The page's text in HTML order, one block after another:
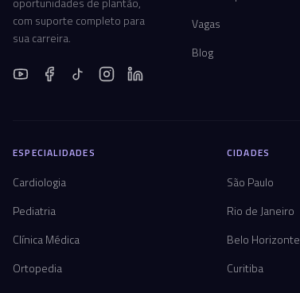
com suporte completo para
sua carreira.
Vagas
Blog
ESPECIALIDADES
Cardiologia
Pediatria
Clínica Médica
Ortopedia
CIDADES
São Paulo
Rio de Janeiro
Belo Horizonte
Curitiba